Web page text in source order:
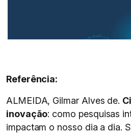
Referência:
ALMEIDA, Gilmar Alves de.
inovação: como pesquisas
impactam o nosso dia a dia.